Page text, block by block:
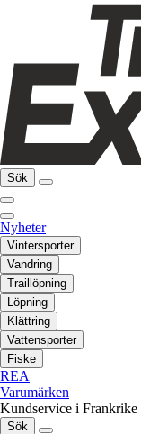
Sök
Nyheter
Vintersporter
Vandring
Traillöpning
Löpning
Klättring
Vattensporter
Fiske
REA
Varumärken
Kundservice i Frankrike
Sök